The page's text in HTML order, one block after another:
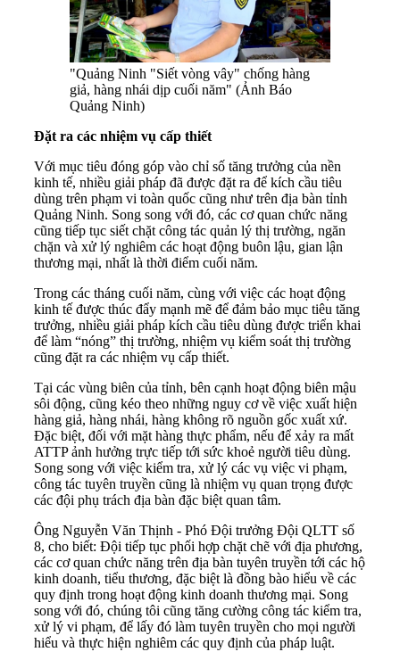
"Quảng Ninh "Siết vòng vây" chống hàng
giả, hàng nhái dịp cuối năm" (Ảnh Báo
Quảng Ninh)
Đặt ra các nhiệm vụ cấp thiết
Với mục tiêu đóng góp vào chỉ số tăng trưởng của nền
kinh tế, nhiều giải pháp đã được đặt ra để kích cầu tiêu
dùng trên phạm vi toàn quốc cũng như trên địa bàn tỉnh
Quảng Ninh. Song song với đó, các cơ quan chức năng
cũng tiếp tục siết chặt công tác quản lý thị trường, ngăn
chặn và xử lý nghiêm các hoạt động buôn lậu, gian lận
thương mại, nhất là thời điểm cuối năm.
Trong các tháng cuối năm, cùng với việc các hoạt động
kinh tế được thúc đẩy mạnh mẽ để đảm bảo mục tiêu tăng
trưởng, nhiều giải pháp kích cầu tiêu dùng được triển khai
để làm “nóng” thị trường, nhiệm vụ kiểm soát thị trường
cũng đặt ra các nhiệm vụ cấp thiết.
Tại các vùng biên của tỉnh, bên cạnh hoạt động biên mậu
sôi động, cũng kéo theo những nguy cơ về việc xuất hiện
hàng giả, hàng nhái, hàng không rõ nguồn gốc xuất xứ.
Đặc biệt, đối với mặt hàng thực phẩm, nếu để xảy ra mất
ATTP ảnh hưởng trực tiếp tới sức khoẻ người tiêu dùng.
Song song với việc kiểm tra, xử lý các vụ việc vi phạm,
công tác tuyên truyền cũng là nhiệm vụ quan trọng được
các đội phụ trách địa bàn đặc biệt quan tâm.
Ông Nguyễn Văn Thịnh - Phó Đội trưởng Đội QLTT số
8, cho biết: Đội tiếp tục phối hợp chặt chẽ với địa phương,
các cơ quan chức năng trên địa bàn tuyên truyền tới các hộ
kinh doanh, tiểu thương, đặc biệt là đồng bào hiểu về các
quy định trong hoạt động kinh doanh thương mại. Song
song với đó, chúng tôi cũng tăng cường công tác kiểm tra,
xử lý vi phạm, để lấy đó làm tuyên truyền cho mọi người
hiểu và thực hiện nghiêm các quy định của pháp luật.